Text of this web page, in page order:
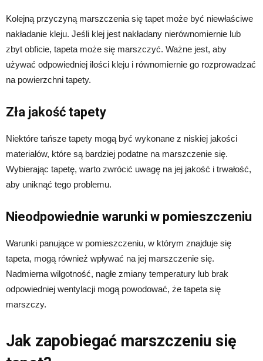
Kolejną przyczyną marszczenia się tapet może być niewłaściwe
nakładanie kleju. Jeśli klej jest nakładany nierównomiernie lub
zbyt obficie, tapeta może się marszczyć. Ważne jest, aby
używać odpowiedniej ilości kleju i równomiernie go rozprowadzać
na powierzchni tapety.
Zła jakość tapety
Niektóre tańsze tapety mogą być wykonane z niskiej jakości
materiałów, które są bardziej podatne na marszczenie się.
Wybierając tapetę, warto zwrócić uwagę na jej jakość i trwałość,
aby uniknąć tego problemu.
Nieodpowiednie warunki w pomieszczeniu
Warunki panujące w pomieszczeniu, w którym znajduje się
tapeta, mogą również wpływać na jej marszczenie się.
Nadmierna wilgotność, nagłe zmiany temperatury lub brak
odpowiedniej wentylacji mogą powodować, że tapeta się
marszczy.
Jak zapobiegać marszczeniu się